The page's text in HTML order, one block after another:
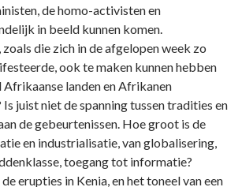
de homo-activisten en
in beeld kunnen komen.
die zich in de afgelopen week zo
ook te maken kunnen hebben
Afrikaanse landen en Afrikanen
juist niet de spanning tussen tradities en
de gebeurtenissen. Hoe groot is de
en industrialisatie, van globalisering,
toegang tot informatie?
erupties in Kenia, en het toneel van een